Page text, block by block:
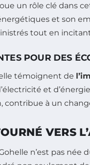
un rôle clé dans
et son
tout en
POUR DES
témoignent de
et
contribue à un
VERS
n’est pas née